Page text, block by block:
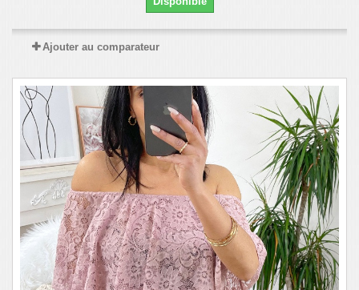
Ajouter au comparateur